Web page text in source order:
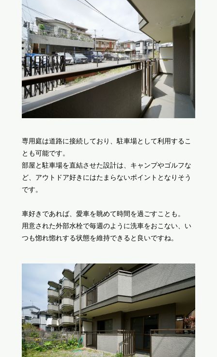
専用庭は道路に接続しており、駐車場として利用するこ
とも可能です。
部屋と駐車場を直結させた設計は、キャンプやゴルフな
ど、アウトドア好きにはたまらないポイントとなりそう
です。
車好きであれば、愛車を眺めて時間を過ごすことも。
用意された外部水栓で毎週のように洗車をおこない、い
つも惚れ惚れする状態を維持できると良いですね。